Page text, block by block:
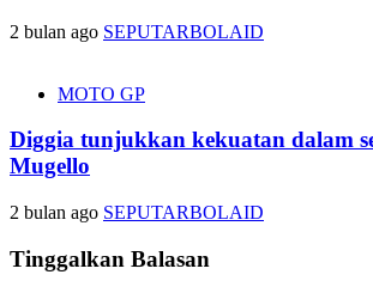
2 bulan ago SEPUTARBOLAID
MOTO GP
Diggia tunjukkan kekuatan dalam
Mugello
2 bulan ago SEPUTARBOLAID
Tinggalkan Balasan